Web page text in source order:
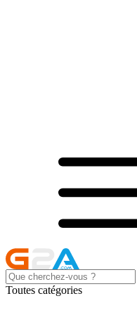
Toutes catégories